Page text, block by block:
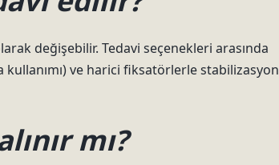
değişebilir. Tedavi seçenekleri arasında
ve harici fiksatörlerle stabilizasyon
mı?